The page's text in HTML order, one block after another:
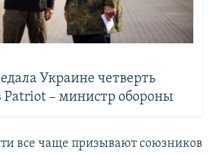
Украине четверть
Patriot – министр обороны
все чаще призывают союзников